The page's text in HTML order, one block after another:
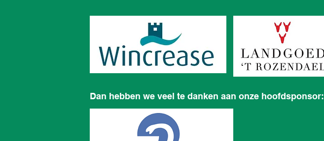
Dan hebben we veel te danken aan onze hoofdsponsor: